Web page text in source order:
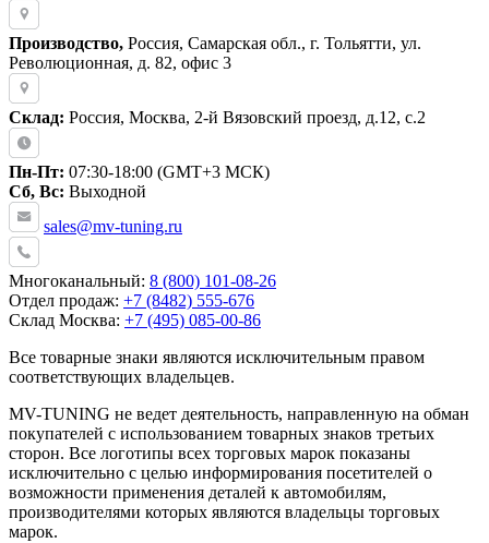
Производство, Россия, Самарская обл., г. Тольятти, ул.
Революционная, д. 82, офис 3
Склад: Россия, Москва, 2-й Вязовский проезд, д.12, с.2
Пн-Пт: 07:30-18:00 (GMT+3 МСК)
Сб, Вс: Выходной
sales@mv-tuning.ru
Многоканальный: 8 (800) 101-08-26
Отдел продаж: +7 (8482) 555-676
Склад Москва: +7 (495) 085-00-86
Все товарные знаки являются исключительным правом
соответствующих владельцев.
MV-TUNING не ведет деятельность, направленную на обман
покупателей с использованием товарных знаков третьих
сторон. Все логотипы всех торговых марок показаны
исключительно с целью информирования посетителей о
возможности применения деталей к автомобилям,
производителями которых являются владельцы торговых
марок.